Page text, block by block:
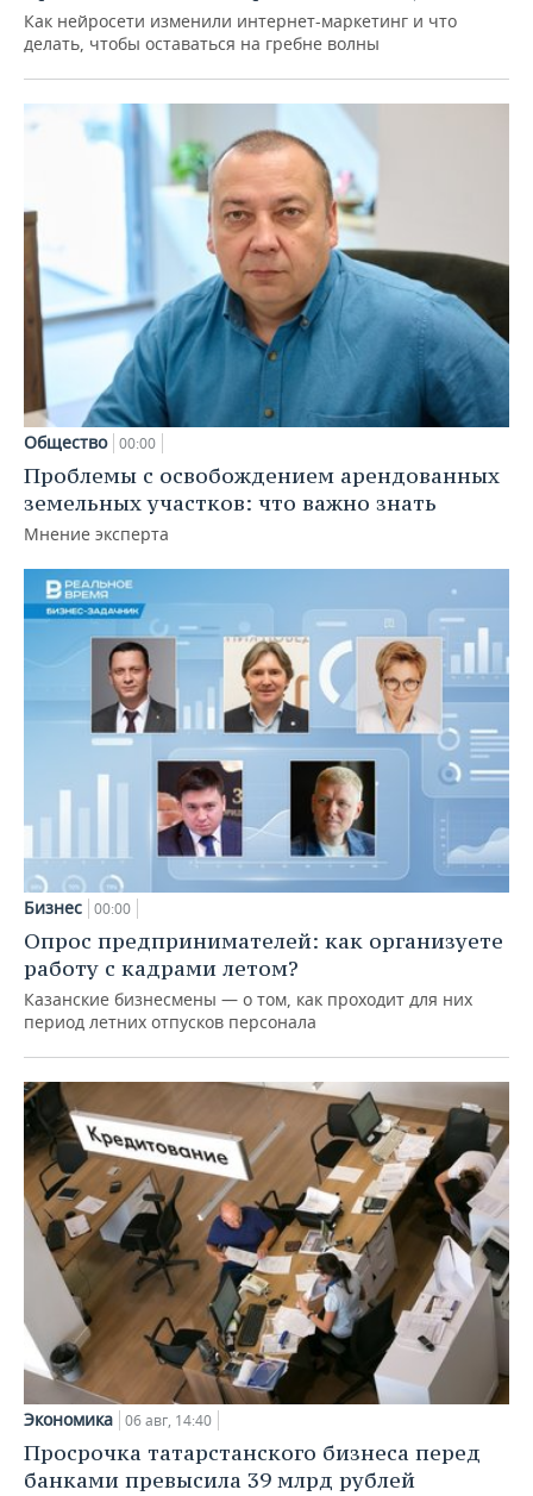
Как нейросети изменили интернет-маркетинг и что
делать, чтобы оставаться на гребне волны
Общество 00:00
Проблемы с освобождением арендованных
земельных участков: что важно знать
Мнение эксперта
Бизнес 00:00
Опрос предпринимателей: как организуете
работу с кадрами летом?
Казанские бизнесмены — о том, как проходит для них
период летних отпусков персонала
Экономика 06 авг, 14:40
Просрочка татарстанского бизнеса перед
банками превысила 39 млрд рублей